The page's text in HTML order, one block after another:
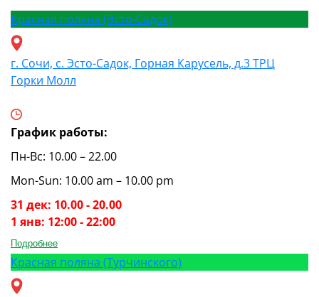
Красная поляна (Эсто-Садок)
г. Сочи, с. Эсто-Садок, Горная Карусель, д.3 ТРЦ
Горки Молл
График работы:
Пн-Вс: 10.00 – 22.00
Mon-Sun: 10.00 am – 10.00 pm
31 дек: 10.00 - 20.00
1 янв: 12:00 - 22:00
Подробнее
Красная поляна (Турчинского)